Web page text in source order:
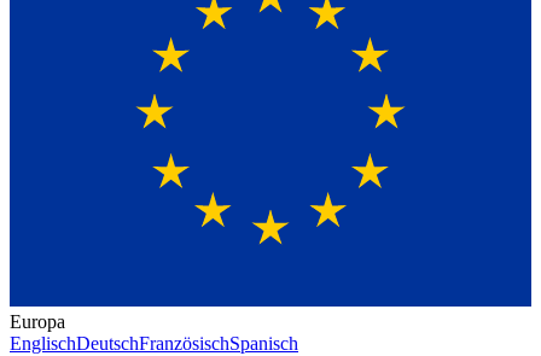
Europa
EnglischDeutschFranzösischSpanisch